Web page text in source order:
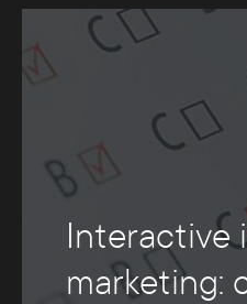
Interactive
marketing: